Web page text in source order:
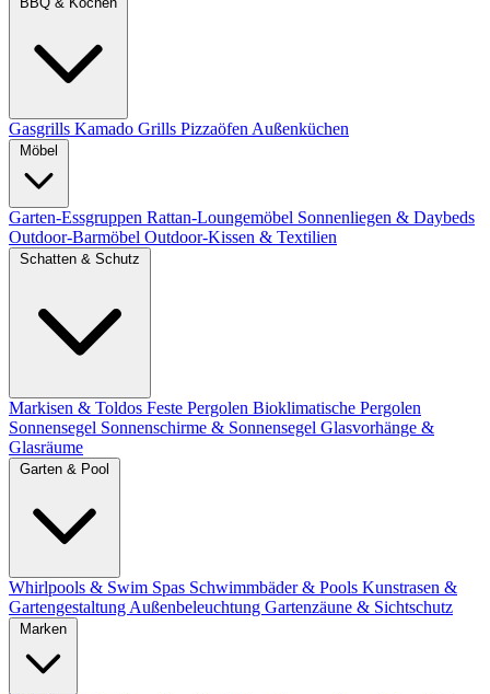
Gasgrills Kamado Grills Pizzaöfen Außenküchen
Garten-Essgruppen Rattan-Loungemöbel Sonnenliegen & Daybeds
Outdoor-Barmöbel Outdoor-Kissen & Textilien
Markisen & Toldos Feste Pergolen Bioklimatische Pergolen
Sonnensegel Sonnenschirme & Sonnensegel Glasvorhänge &
Glasräume
Whirlpools & Swim Spas Schwimmbäder & Pools Kunstrasen &
Gartengestaltung Außenbeleuchtung Gartenzäune & Sichtschutz